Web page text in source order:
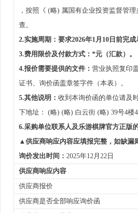
，按照《 (略) 属国有企业投资监督管
查。
2.实施周期： 要求2026年1月10日前完
3.费用限价及付款方式： *元（汇款）。
4.报价需要提供的文件： 营业执照复印
证书、询价函盖章签字件（本表）。
5.其他说明： 收到本询价函的单位请及
下地址： (略) (略) 白云街 (略) 39号4楼
6.采购单位联系人及乐游棋牌官方正版
▲供应商响应内容应填报完整，如缺漏
询价发出时间： 2025年12月22日
供应商响应内容
供应商报价
供应商是否全部响应询价函